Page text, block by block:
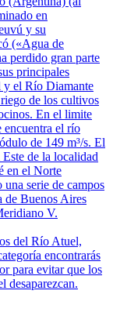
en
y su
(«Agua de
perdido gran parte
principales
y el Río Diamante
de los cultivos
En el limite
encuentra el río
de 149 m³/s. El
de la localidad
en el Norte
serie de campos
de Buenos Aires
V.
del Río Atuel,
encontrarás
para evitar que los
desaparezcan.